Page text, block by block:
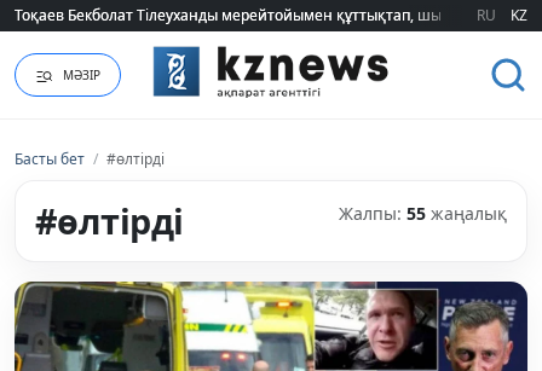
Тоқаев Бекболат Тілеуханды мерейтойымен құттықтап, шығармашылық
Тоқаев Бекболат Тілеуханды мерейтойымен құттықтап, шығармашылық
RU KZ
МӘЗІР
Басты бет / #өлтірді
#өлтірді Жалпы: 55 жаңалық